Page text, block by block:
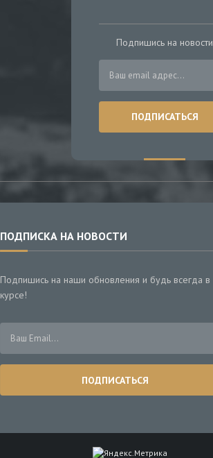
Подпишись на новости
ПОДПИСКА НА НОВОСТИ
Подпишись на наши обновления и будь всегда в
курсе!